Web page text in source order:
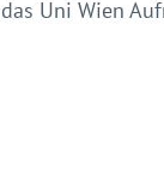
Uni Wien